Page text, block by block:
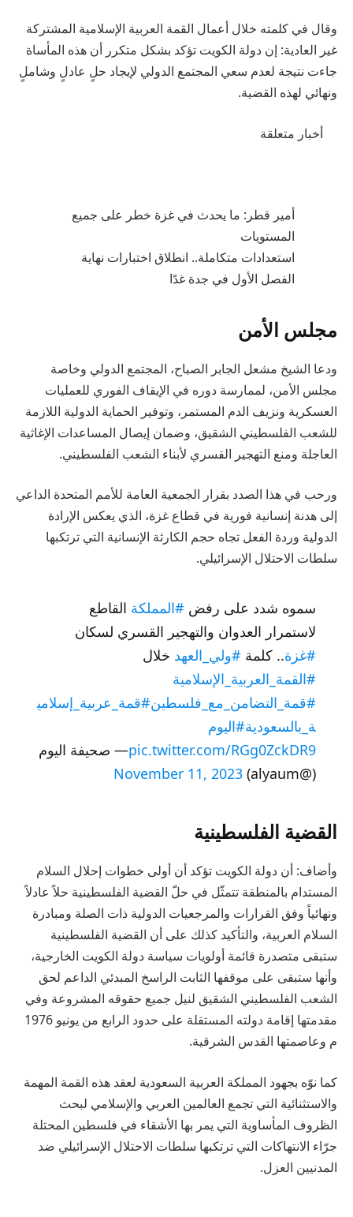
وقال في كلمته خلال أعمال القمة العربية الإسلامية المشتركة
غير العادية: إن دولة الكويت تؤكد بشكل متكرر أن هذه المأساة
جاءت نتيجة لعدم سعي المجتمع الدولي لإيجاد حلٍ عادلٍ وشاملٍ
ونهائي لهذه القضية.
أخبار متعلقة
أمير قطر: ما يحدث في غزة خطر على جميع
المستويات
استعدادات متكاملة.. انطلاق اختبارات نهاية
الفصل الأول في جدة غدًا
مجلس الأمن
ودعا الشيخ مشعل الجابر الصباح، المجتمع الدولي وخاصة
مجلس الأمن، لممارسة دوره في الإيقاف الفوري للعمليات
العسكرية ونزيف الدم المستمر، وتوفير الحماية الدولية اللازمة
للشعب الفلسطيني الشقيق، وضمان إيصال المساعدات الإغاثية
العاجلة ومنع التهجير القسري لأبناء الشعب الفلسطيني.
ورحب في هذا الصدد بقرار الجمعية العامة للأمم المتحدة الداعي
إلى هدنة إنسانية فورية في قطاع غزة، الذي يعكس الإرادة
الدولية وردة الفعل تجاه حجم الكارثة الإنسانية التي ترتكبها
سلطات الاحتلال الإسرائيلي.
سموه شدد على رفض #المملكة القاطع
لاستمرار العدوان والتهجير القسري لسكان
#غزة.. كلمة #ولي_العهد خلال
#القمة_العربية_الإسلامية
#قمة_التضامن_مع_فلسطين#قمة_عربية_إسلامي
ة_بالسعودية#اليوم
pic.twitter.com/RGg0ZckDR9— صحيفة اليوم
(@alyaum)
November 11, 2023
القضية الفلسطينية
وأضاف: أن دولة الكويت تؤكد أن أولى خطوات إحلال السلام
المستدام بالمنطقة تتمثّل في حلّ القضية الفلسطينية حلاً عادلاً
ونهائياً وفق القرارات والمرجعيات الدولية ذات الصلة ومبادرة
السلام العربية، والتأكيد كذلك على أن القضية الفلسطينية
ستبقى متصدرة قائمة أولويات سياسة دولة الكويت الخارجية،
وأنها ستبقى على موقفها الثابت الراسخ المبدئي الداعم لحق
الشعب الفلسطيني الشقيق لنيل جميع حقوقه المشروعة وفي
مقدمتها إقامة دولته المستقلة على حدود الرابع من يونيو 1976
م وعاصمتها القدس الشرقية.
كما نوّه بجهود المملكة العربية السعودية لعقد هذه القمة المهمة
والاستثنائية التي تجمع العالمين العربي والإسلامي لبحث
الظروف المأساوية التي يمر بها الأشقاء في فلسطين المحتلة
جرّاء الانتهاكات التي ترتكبها سلطات الاحتلال الإسرائيلي ضد
المدنيين العزل.